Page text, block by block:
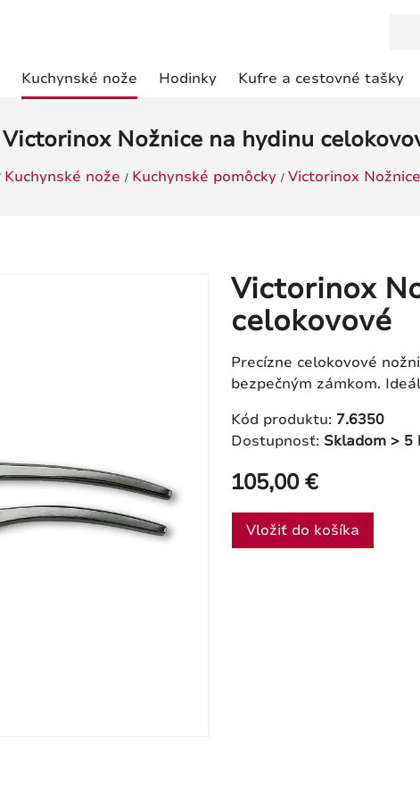
Kuchynské nože Hodinky Kufre a cestovné tašky
Victorinox Nožnice na hydinu
Kuchynské nože Kuchynské pomôcky Victorinox
Victorinox
celokovové
Precízne celokovové
bezpečným zámkom.
Kód produktu: 7.6350
Dostupnosť: Skladom > 5
105,00 €
Vložiť do košíka